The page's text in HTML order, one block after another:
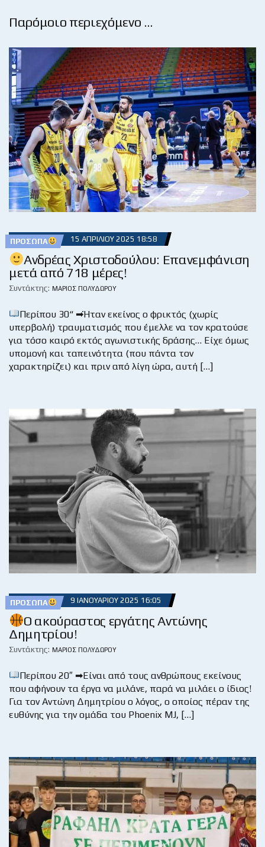
Παρόμοιο περιεχόμενο …
ΠΡΌΣΩΠΑ 15 ΑΠΡΙΛΊΟΥ 2025 18:58
Ανδρέας Χριστοδούλου: Επανεμφάνιση
μετά από 718 μέρες!
Συντάκτης: ΜΆΡΙΟΣ ΠΟΛΥΔΏΡΟΥ
Περίπου 30“ ➡Ήταν εκείνος ο φρικτός (χωρίς
υπερβολή) τραυματισμός που έμελλε να τον κρατούσε
για τόσο καιρό εκτός αγωνιστικής δράσης… Είχε όμως
υπομονή και ταπεινότητα (που πάντα τον
χαρακτηρίζει) και πριν από λίγη ώρα, αυτή […]
ΠΡΌΣΩΠΑ 9 ΙΑΝΟΥΑΡΊΟΥ 2025 16:05
Ο ακούραστος εργάτης Αντώνης
Δημητρίου!
Συντάκτης: ΜΆΡΙΟΣ ΠΟΛΥΔΏΡΟΥ
Περίπου 20″ ➡Είναι από τους ανθρώπους εκείνους
που αφήνουν τα έργα να μιλάνε, παρά να μιλάει ο ίδιος!
Για τον Αντώνη Δημητρίου ο λόγος, ο οποίος πέραν της
ευθύνης για την ομάδα του Phoenix MJ, […]